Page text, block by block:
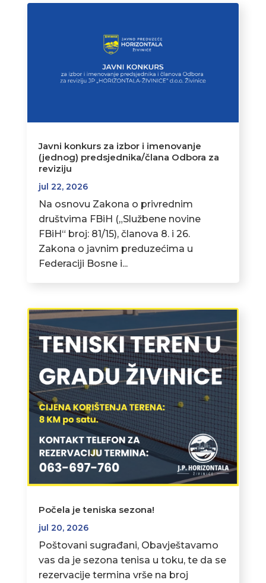
Javni konkurs za izbor i imenovanje
(jednog) predsjednika/člana Odbora za
reviziju
jul 22, 2026
Na osnovu Zakona o privrednim
društvima FBiH („Službene novine
FBiH“ broj: 81/15), članova 8. i 26.
Zakona o javnim preduzećima u
Federaciji Bosne i...
Počela je teniska sezona!
jul 20, 2026
Poštovani sugrađani, Obavještavamo
vas da je sezona tenisa u toku, te da se
rezervacije termina vrše na broj